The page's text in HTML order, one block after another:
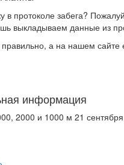
в протоколе забега?
выкладываем данные из
а на нашем сайте
информация
2000 и 1000 м 21